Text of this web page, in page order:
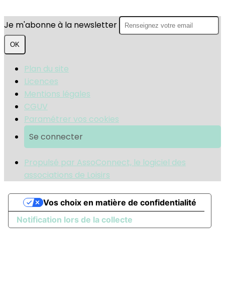
Je m'abonne à la newsletter
OK
Plan du site
Licences
Mentions légales
CGUV
Paramétrer vos cookies
Se connecter
Propulsé par AssoConnect, le logiciel des
associations de Loisirs
Notification lors de la collecte
Vos choix en matière de confidentialité